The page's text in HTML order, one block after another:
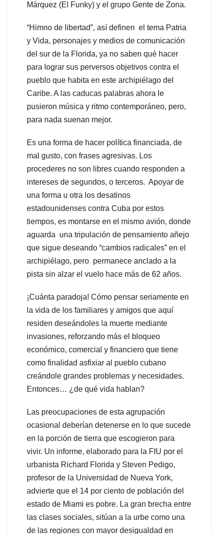
Márquez (El Funky) y el grupo Gente de Zona.
“Himno de libertad”, así definen el tema Patria
y Vida, personajes y medios de comunicación
del sur de la Florida, ya no saben qué hacer
para lograr sus perversos objetivos contra el
pueblo que habita en este archipiélago del
Caribe. A las caducas palabras ahora le
pusieron música y ritmo contemporáneo, pero,
para nada suenan mejor.
Es una forma de hacer política financiada, de
mal gusto, con frases agresivas. Los
procederes no son libres cuando responden a
intereses de segundos, o terceros. Apoyar de
una forma u otra los desatinos
estadounidenses contra Cuba por estos
tiempos, es montarse en el mismo avión, donde
aguarda una tripulación de pensamiento añejo
que sigue deseando “cambios radicales” en el
archipiélago, pero permanece anclado a la
pista sin alzar el vuelo hace más de 62 años.
¡Cuánta paradoja! Cómo pensar seriamente en
la vida de los familiares y amigos que aquí
residen deseándoles la muerte mediante
invasiones, reforzando más el bloqueo
económico, comercial y financiero que tiene
como finalidad asfixiar al pueblo cubano
creándole grandes problemas y necesidades.
Entonces… ¿de qué vida hablan?
Las preocupaciones de esta agrupación
ocasional deberían detenerse en lo que sucede
en la porción de tierra que escogieron para
vivir. Un informe, elaborado para la FIU por el
urbanista Richard Florida y Steven Pedigo,
profesor de la Universidad de Nueva York,
advierte que el 14 por ciento de población del
estado de Miami es pobre. La gran brecha entre
las clases sociales, sitúan a la urbe como una
de las regiones con mayor desigualdad en